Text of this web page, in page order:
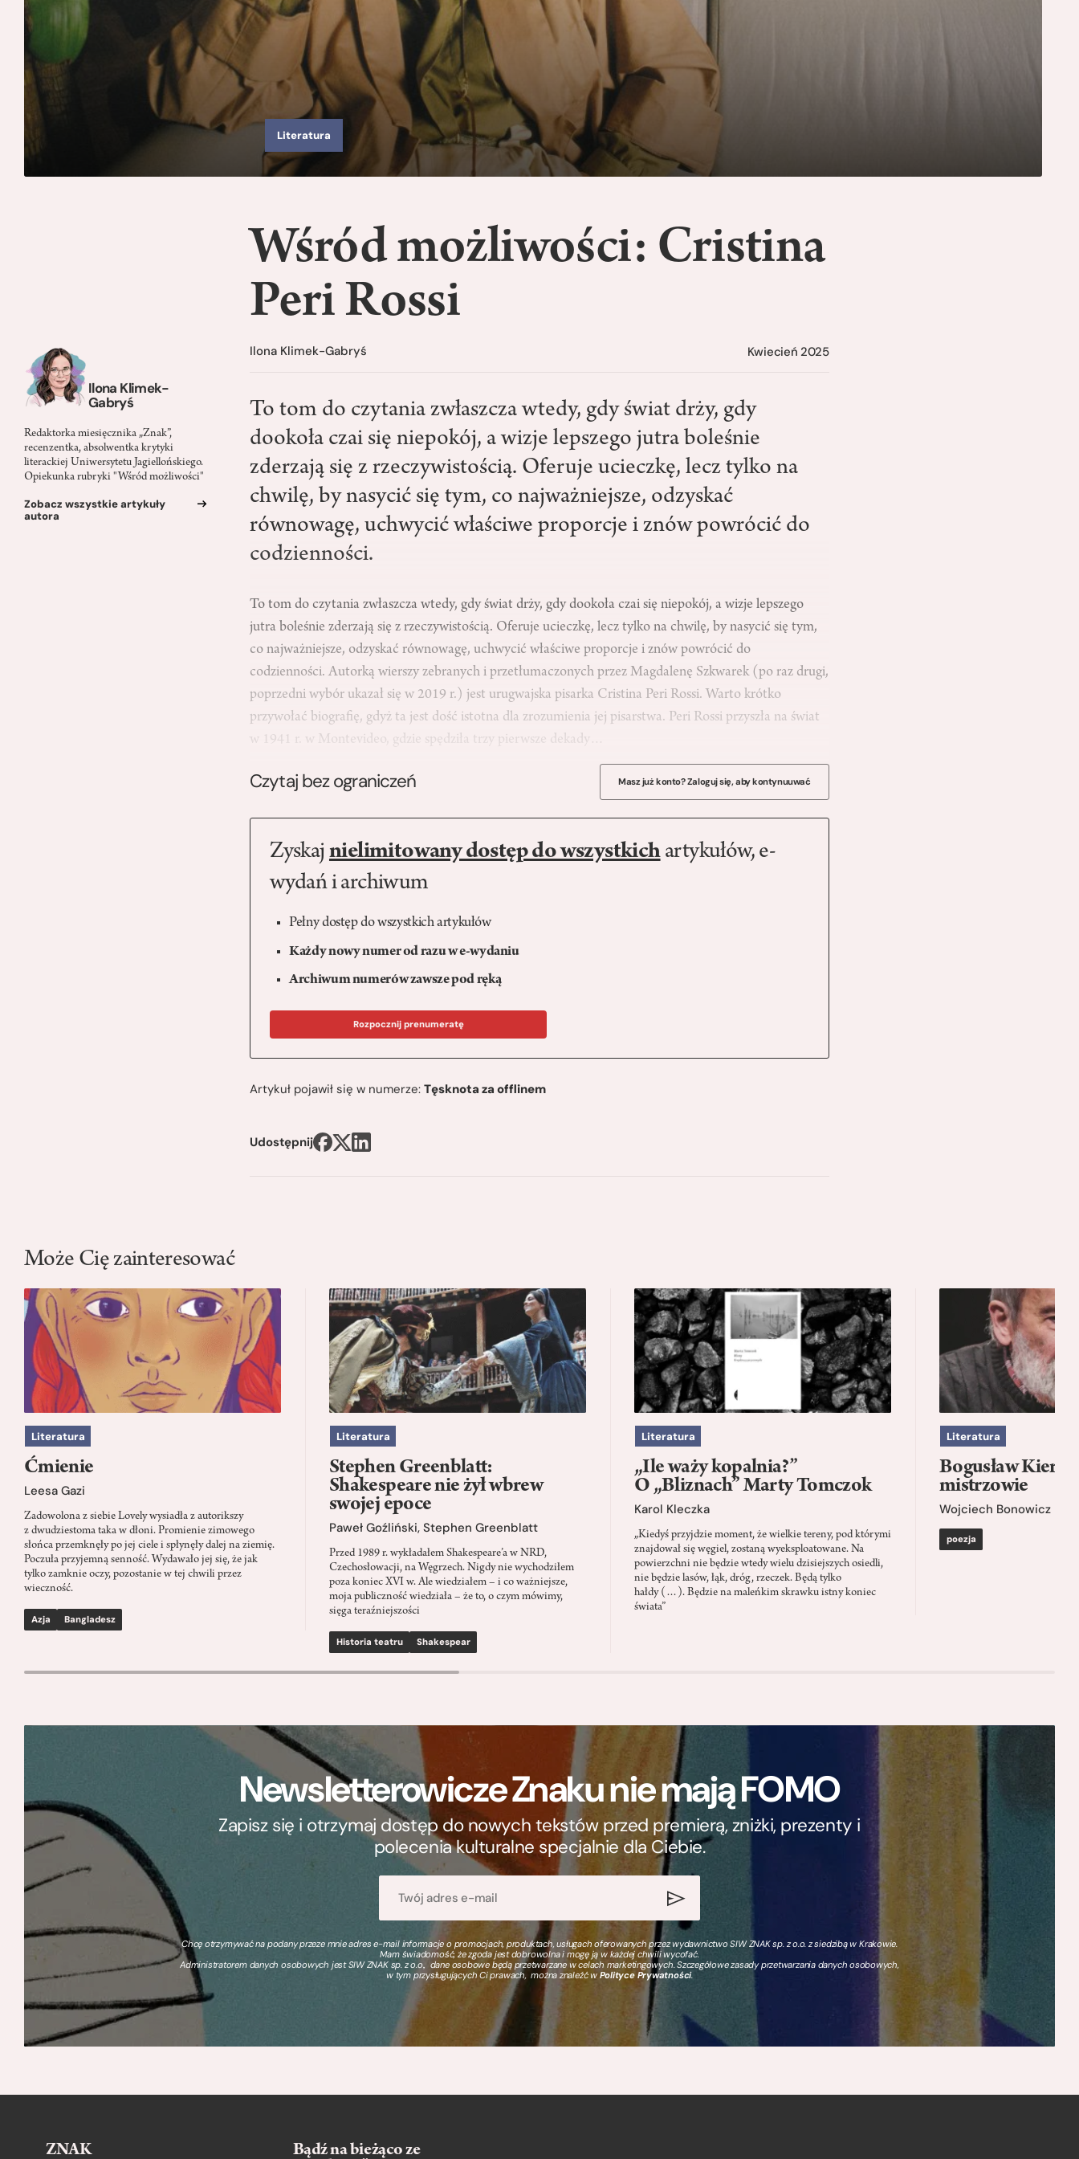
Literatura
Ilona Klimek-
Gabryś
Redaktorka miesięcznika „Znak”,
recenzentka, absolwentka krytyki
literackiej Uniwersytetu Jagiellońskiego.
Opiekunka rubryki "Wśród możliwości"
Zobacz wszystkie artykuły
autora
Wśród możliwości: Cristina
Peri Rossi
Ilona Klimek-Gabryś Kwiecień 2025
To tom do czytania zwłaszcza wtedy, gdy świat drży, gdy
dookoła czai się niepokój, a wizje lepszego jutra boleśnie
zderzają się z rzeczywistością. Oferuje ucieczkę, lecz tylko na
chwilę, by nasycić się tym, co najważniejsze, odzyskać
równowagę, uchwycić właściwe proporcje i znów powrócić do
codzienności.
To tom do czytania zwłaszcza wtedy, gdy świat drży, gdy dookoła czai się niepokój, a wizje lepszego
jutra boleśnie zderzają się z rzeczywistością. Oferuje ucieczkę, lecz tylko na chwilę, by nasycić się tym,
co najważniejsze, odzyskać równowagę, uchwycić właściwe proporcje i znów powrócić do
codzienności. Autorką wierszy zebranych i przetłumaczonych przez Magdalenę Szkwarek (po raz drugi,
poprzedni wybór ukazał się w 2019 r.) jest urugwajska pisarka Cristina Peri Rossi. Warto krótko
przywołać biografię, gdyż ta jest dość istotna dla zrozumienia jej pisarstwa. Peri Rossi przyszła na świat
w 1941 r. w Montevideo, gdzie spędziła trzy pierwsze dekady…
Czytaj bez ograniczeń Masz już konto? Zaloguj się, aby kontynuuwać
Zyskaj nielimitowany dostęp do wszystkichartykułów, e-
wydań i archiwum
Pełny dostęp do wszystkich artykułów
Każdy nowy numer od razu w e-wydaniu
Archiwum numerów zawsze pod ręką
Rozpocznij prenumeratę
Artykuł pojawił się w numerze:Tęsknota za offlinem
Udostępnij
Może Cię zainteresować
Literatura
Ćmienie
Leesa Gazi
Zadowolona z siebie Lovely wysiadła z autorikszy
z dwudziestoma taka w dłoni. Promienie zimowego
słońca przemknęły po jej ciele i spłynęły dalej na ziemię.
Poczuła przyjemną senność. Wydawało jej się, że jak
tylko zamknie oczy, pozostanie w tej chwili przez
wieczność.
Azja Bangladesz
Literatura
Stephen Greenblatt:
Shakespeare nie żył wbrew
swojej epoce
Paweł Goźliński, Stephen Greenblatt
Przed 1989 r. wykładałem Shakespeare’a w NRD,
Czechosłowacji, na Węgrzech. Nigdy nie wychodziłem
poza koniec XVI w. Ale wiedziałem – i co ważniejsze,
moja publiczność wiedziała – że to, o czym mówimy,
sięga teraźniejszości
Historia teatru Shakespear
Literatura
„Ile waży kopalnia?”
O „Bliznach” Marty Tomczok
Karol Kleczka
„Kiedyś przyjdzie moment, że wielkie tereny, pod którymi
znajdował się węgiel, zostaną wyeksploatowane. Na
powierzchni nie będzie wtedy wielu dzisiejszych osiedli,
nie będzie lasów, łąk, dróg, rzeczek. Będą tylko
hałdy (…). Będzie na maleńkim skrawku istny koniec
świata”
Literatura
Bogusław Kierc
mistrzowie
Wojciech Bonowicz
poezja
Newsletterowicze Znaku nie mają FOMO
Zapisz się i otrzymaj dostęp do nowych tekstów przed premierą, zniżki, prezenty i
polecenia kulturalne specjalnie dla Ciebie.
Chcę otrzymywać na podany przeze mnie adres e-mail informacje o promocjach, produktach, usługach oferowanych przez wydawnictwo SIW ZNAK sp. z o.o. z siedzibą w Krakowie.
Mam świadomość, że zgoda jest dobrowolna i mogę ją w każdej chwili wycofać.
Administratorem danych osobowych jest SIW ZNAK sp. z o.o., dane osobowe będą przetwarzane w celach marketingowych. Szczegółowe zasady przetwarzania danych osobowych,
w tym przysługujących Ci prawach, można znaleźć wPolityce Prywatności.
ZNAK
Bądź na bieżąco ze